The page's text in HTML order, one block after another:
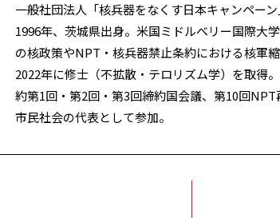
一般社団法人「核兵器をなくす日本キャンペーン
1996年、茨城県出身。米国ミドルベリー国際大
の核政策やNPT・核兵器禁止条約における核軍縮
2022年に修士（不拡散・テロリズム学）を取得
約第1回・第2回・第3回締約国会議、第10回
市民社会の代表として参加。